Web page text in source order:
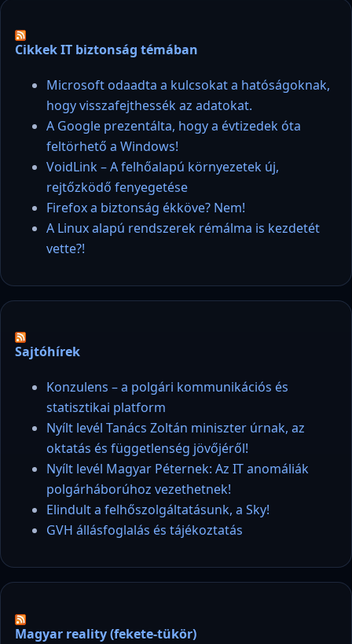
Cikkek IT biztonság témában
Microsoft odaadta a kulcsokat a hatóságoknak,
hogy visszafejthessék az adatokat.
A Google prezentálta, hogy a évtizedek óta
feltörhető a Windows!
VoidLink – A felhőalapú környezetek új,
rejtőzködő fenyegetése
Firefox a biztonság ékköve? Nem!
A Linux alapú rendszerek rémálma is kezdetét
vette?!
Sajtóhírek
Konzulens – a polgári kommunikációs és
statisztikai platform
Nyílt levél Tanács Zoltán miniszter úrnak, az
oktatás és függetlenség jövőjéről!
Nyílt levél Magyar Péternek: Az IT anomáliák
polgárháborúhoz vezethetnek!
Elindult a felhőszolgáltatásunk, a Sky!
GVH állásfoglalás és tájékoztatás
Magyar reality (fekete-tükör)